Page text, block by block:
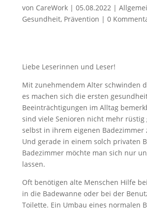
von CareWork| 05.08.2022|
Gesundheit, Prävention | 0
Liebe Leserinnen und Leser!
Mit zunehmendem Alter schwinden
es machen sich die ersten
Beeinträchtigungen im Alltag
sind viele Senioren nicht mehr rüstig
selbst in ihrem eigenen Badezimmer
Und gerade in einem solch privaten
Badezimmer möchte man sich nur
lassen.
Oft benötigen alte Menschen Hilfe
in die Badewanne oder bei der
Toilette. Ein Umbau eines normalen